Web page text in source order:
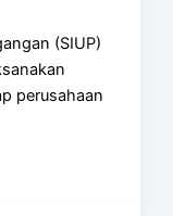
(SIUP)
perusahaan